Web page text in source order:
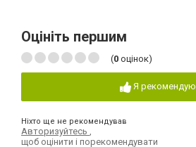
Оцініть першим
(0 оцінок)
Я рекомендую
Ніхто ще не рекомендував
Авторизуйтесь
щоб оцінити і порекомендувати